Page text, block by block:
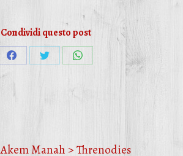
Condividi questo post
CondividiCondividiCondividi
Akem Manah > Threnodies